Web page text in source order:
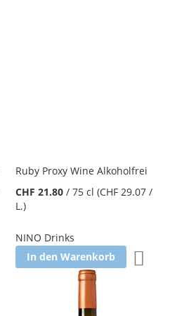
Zur Wunschliste hinzufügen
Ruby Proxy Wine Alkoholfrei
CHF 21.80 /75 cl (CHF 29.07 /
L.)
NINO Drinks
In den Warenkorb